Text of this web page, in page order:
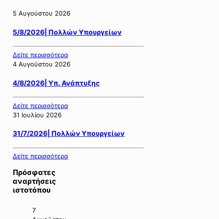
5 Αυγούστου 2026
5/8/2026| Πολλών Υπουργείων
Δείτε περισσότερα
4 Αυγούστου 2026
4/8/2026| Υπ. Ανάπτυξης
Δείτε περισσότερα
31 Ιουλίου 2026
31/7/2026| Πολλών Υπουργείων
Δείτε περισσότερα
Πρόσφατες
αναρτήσεις
ιστοτόπου
7